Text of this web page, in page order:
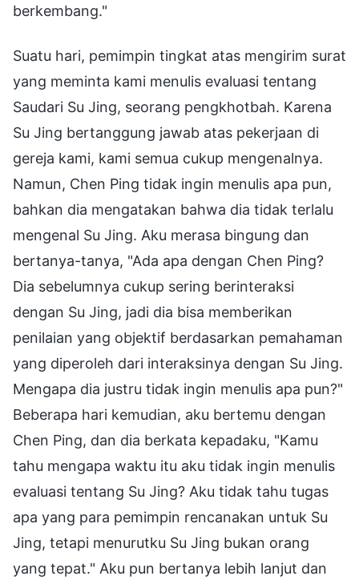
berkembang."
Suatu hari, pemimpin tingkat atas mengirim surat
yang meminta kami menulis evaluasi tentang
Saudari Su Jing, seorang pengkhotbah. Karena
Su Jing bertanggung jawab atas pekerjaan di
gereja kami, kami semua cukup mengenalnya.
Namun, Chen Ping tidak ingin menulis apa pun,
bahkan dia mengatakan bahwa dia tidak terlalu
mengenal Su Jing. Aku merasa bingung dan
bertanya-tanya, "Ada apa dengan Chen Ping?
Dia sebelumnya cukup sering berinteraksi
dengan Su Jing, jadi dia bisa memberikan
penilaian yang objektif berdasarkan pemahaman
yang diperoleh dari interaksinya dengan Su Jing.
Mengapa dia justru tidak ingin menulis apa pun?"
Beberapa hari kemudian, aku bertemu dengan
Chen Ping, dan dia berkata kepadaku, "Kamu
tahu mengapa waktu itu aku tidak ingin menulis
evaluasi tentang Su Jing? Aku tidak tahu tugas
apa yang para pemimpin rencanakan untuk Su
Jing, tetapi menurutku Su Jing bukan orang
yang tepat." Aku pun bertanya lebih lanjut dan